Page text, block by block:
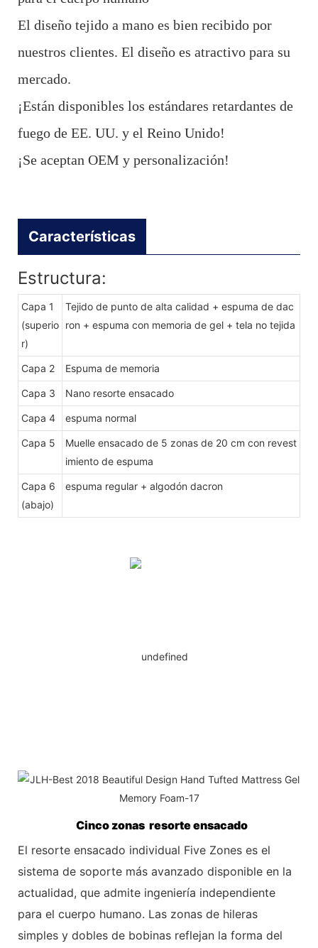
El diseño tejido a mano es bien recibido por
nuestros clientes. El diseño es atractivo para su
mercado.
¡Están disponibles los estándares retardantes de
fuego de EE. UU. y el Reino Unido!
¡Se aceptan OEM y personalización!
Características
Estructura:
Capa 1
(superio
r)
Tejido de punto de alta calidad + espuma de dac
ron + espuma con memoria de gel + tela no tejida
Capa 2 Espuma de memoria
Capa 3 Nano resorte ensacado
Capa 4 espuma normal
Capa 5
Muelle ensacado de 5 zonas de 20 cm con revest
imiento de espuma
Capa 6
(abajo)
espuma regular + algodón dacron
Cinco zonas resorte ensacado
El resorte ensacado individual Five Zones es el
sistema de soporte más avanzado disponible en la
actualidad, que admite ingeniería independiente
para el cuerpo humano. Las zonas de hileras
simples y dobles de bobinas reflejan la forma del